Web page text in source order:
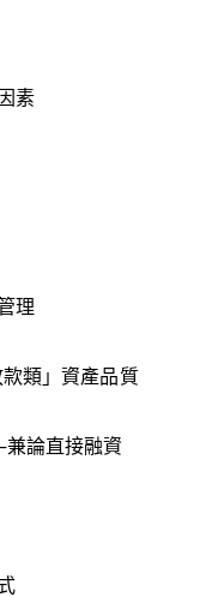
素
理
類」資產品質
論直接融資